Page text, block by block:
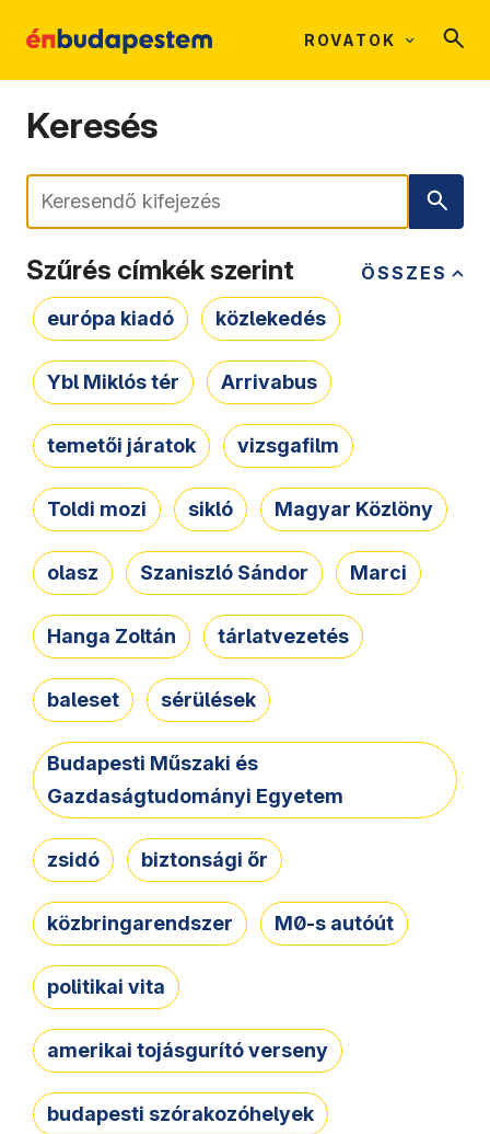
ROVATOK
Keresés
Keresés
ÖSSZES
Szűrés címkék szerint
európa kiadó közlekedés
Ybl Miklós tér Arrivabus
temetői járatok vizsgafilm
Toldi mozi sikló Magyar Közlöny
olasz Szaniszló Sándor Marci
Hanga Zoltán tárlatvezetés
baleset sérülések
Budapesti Műszaki és
Gazdaságtudományi Egyetem
zsidó biztonsági őr
közbringarendszer M0-s autóút
politikai vita
amerikai tojásgurító verseny
budapesti szórakozóhelyek